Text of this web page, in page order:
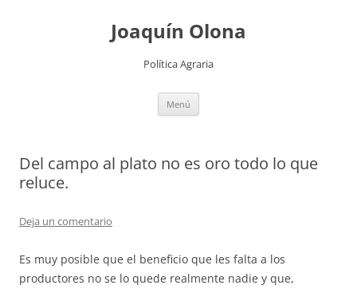
Joaquín Olona
Política Agraria
Menú
Del campo al plato no es oro todo lo que
reluce.
Deja un comentario
Es muy posible que el beneficio que les falta a los
productores no se lo quede realmente nadie y que,